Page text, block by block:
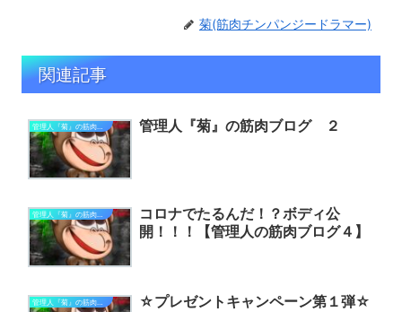
菊(筋肉チンパンジードラマー)
関連記事
管理人『菊』の筋肉ブログ ２
管理人『菊』の筋肉ブログ
コロナでたるんだ！？ボディ公
開！！！【管理人の筋肉ブログ４】
管理人『菊』の筋肉ブログ ☆プレゼントキャンペーン第１弾☆